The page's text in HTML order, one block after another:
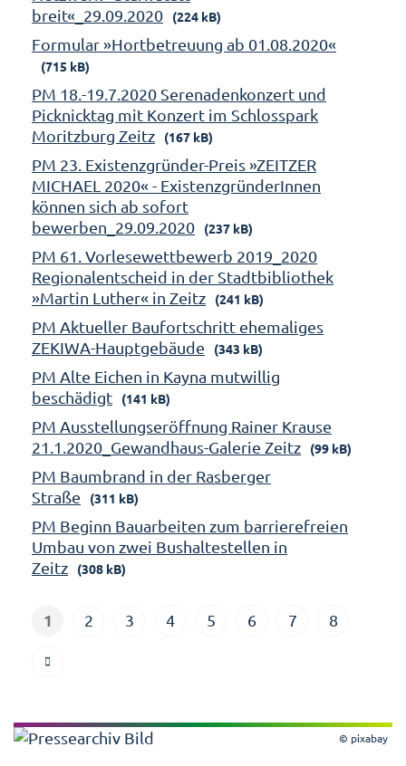
breit«_29.09.2020
(224 kB)
Formular »Hortbetreuung ab 01.08.2020«
(715 kB)
PM 18.-19.7.2020 Serenadenkonzert und
Picknicktag mit Konzert im Schlosspark
Moritzburg Zeitz
(167 kB)
PM 23. Existenzgründer-Preis »ZEITZER
MICHAEL 2020« - ExistenzgründerInnen
können sich ab sofort
bewerben_29.09.2020
(237 kB)
PM 61. Vorlesewettbewerb 2019_2020
Regionalentscheid in der Stadtbibliothek
»Martin Luther« in Zeitz
(241 kB)
PM Aktueller Baufortschritt ehemaliges
ZEKIWA-Hauptgebäude
(343 kB)
PM Alte Eichen in Kayna mutwillig
beschädigt
(141 kB)
PM Ausstellungseröffnung Rainer Krause
21.1.2020_Gewandhaus-Galerie Zeitz
(99 kB)
PM Baumbrand in der Rasberger
Straße
(311 kB)
PM Beginn Bauarbeiten zum barrierefreien
Umbau von zwei Bushaltestellen in
Zeitz
(308 kB)
1 2 3 4 5 6 7 8
© pixabay